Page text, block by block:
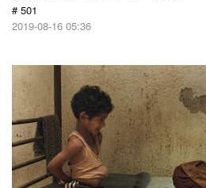
# 501
2019-08-16 05:36